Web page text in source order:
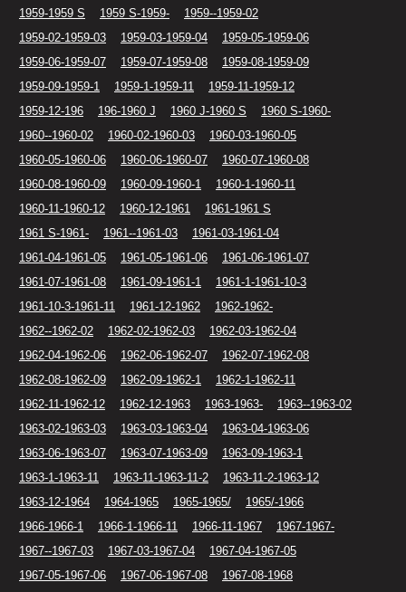
1959-1959 S
1959 S-1959-
1959--1959-02
1959-02-1959-03
1959-03-1959-04
1959-05-1959-06
1959-06-1959-07
1959-07-1959-08
1959-08-1959-09
1959-09-1959-1
1959-1-1959-11
1959-11-1959-12
1959-12-196
196-1960 J 1960 J-1960 S
1960 S-1960-
1960--1960-02
1960-02-1960-03
1960-03-1960-05
1960-05-1960-06
1960-06-1960-07
1960-07-1960-08
1960-08-1960-09
1960-09-1960-1
1960-1-1960-11
1960-11-1960-12
1960-12-1961
1961-1961 S
1961 S-1961-
1961--1961-03
1961-03-1961-04
1961-04-1961-05
1961-05-1961-06
1961-06-1961-07
1961-07-1961-08
1961-09-1961-1
1961-1-1961-10-3
1961-10-3-1961-11
1961-12-1962
1962-1962-
1962--1962-02
1962-02-1962-03
1962-03-1962-04
1962-04-1962-06
1962-06-1962-07
1962-07-1962-08
1962-08-1962-09
1962-09-1962-1
1962-1-1962-11
1962-11-1962-12
1962-12-1963 1963-1963-
1963--1963-02
1963-02-1963-03
1963-03-1963-04
1963-04-1963-06
1963-06-1963-07
1963-07-1963-09
1963-09-1963-1
1963-1-1963-11
1963-11-1963-11-2
1963-11-2-1963-12
1963-12-1964
1964-1965 1965-1965/
1965/-1966
1966-1966-1
1966-1-1966-11 1966-11-1967
1967-1967-
1967--1967-03
1967-03-1967-04
1967-04-1967-05
1967-05-1967-06
1967-06-1967-08
1967-08-1968